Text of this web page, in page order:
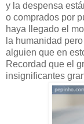
y la despensa
o comprados por
haya llegado el
la humanidad
alguien que en
Recordad que el
insignificantes